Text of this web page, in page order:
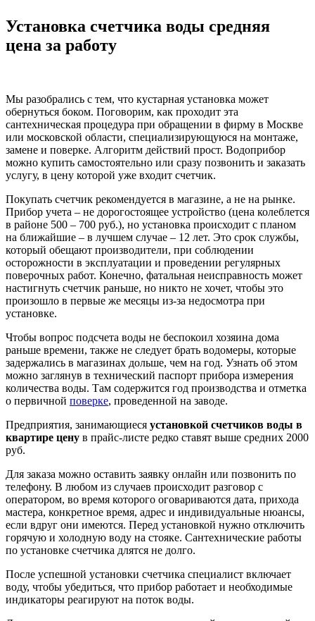
Установка счетчика воды средняя
цена за работу
Мы разобрались с тем, что кустарная установка может
обернуться боком. Поговорим, как проходит эта
сантехническая процедура при обращении в фирму в Москве
или московской области, специализирующуюся на монтаже,
замене и поверке. Алгоритм действий прост. Водоприбор
можно купить самостоятельно или сразу позвонить и заказать
услугу, в цену которой уже входит счетчик.
Покупать счетчик рекомендуется в магазине, а не на рынке.
Прибор учета – не дорогостоящее устройство (цена колеблется
в районе 500 – 700 руб.), но установка происходит с планом
на ближайшие – в лучшем случае – 12 лет. Это срок службы,
который обещают производители, при соблюдении
осторожности в эксплуатации и проведении регулярных
поверочных работ. Конечно, фатальная неисправность может
настигнуть счетчик раньше, но никто не хочет, чтобы это
произошло в первые же месяцы из-за недосмотра при
установке.
Чтобы вопрос подсчета воды не беспокоил хозяина дома
раньше времени, также не следует брать водомеры, которые
задержались в магазинах дольше, чем на год. Узнать об этом
можно заглянув в технический паспорт прибора измерения
количества воды. Там содержится год производства и отметка
о первичной поверке, проведенной на заводе.
Предприятия, занимающиеся установкой счетчиков воды в
квартире цену в прайс-листе редко ставят выше средних 2000
руб.
Для заказа можно оставить заявку онлайн или позвонить по
телефону. В любом из случаев происходит разговор с
оператором, во время которого оговариваются дата, прихода
мастера, конкретное время, адрес и индивидуальные нюансы,
если вдруг они имеются. Перед установкой нужно отключить
горячую и холодную воду на стояке. Сантехнические работы
по установке счетчика длятся не долго.
После успешной установки счетчика специалист включает
воду, чтобы убедиться, что прибор работает и необходимые
индикаторы реагируют на поток воды.